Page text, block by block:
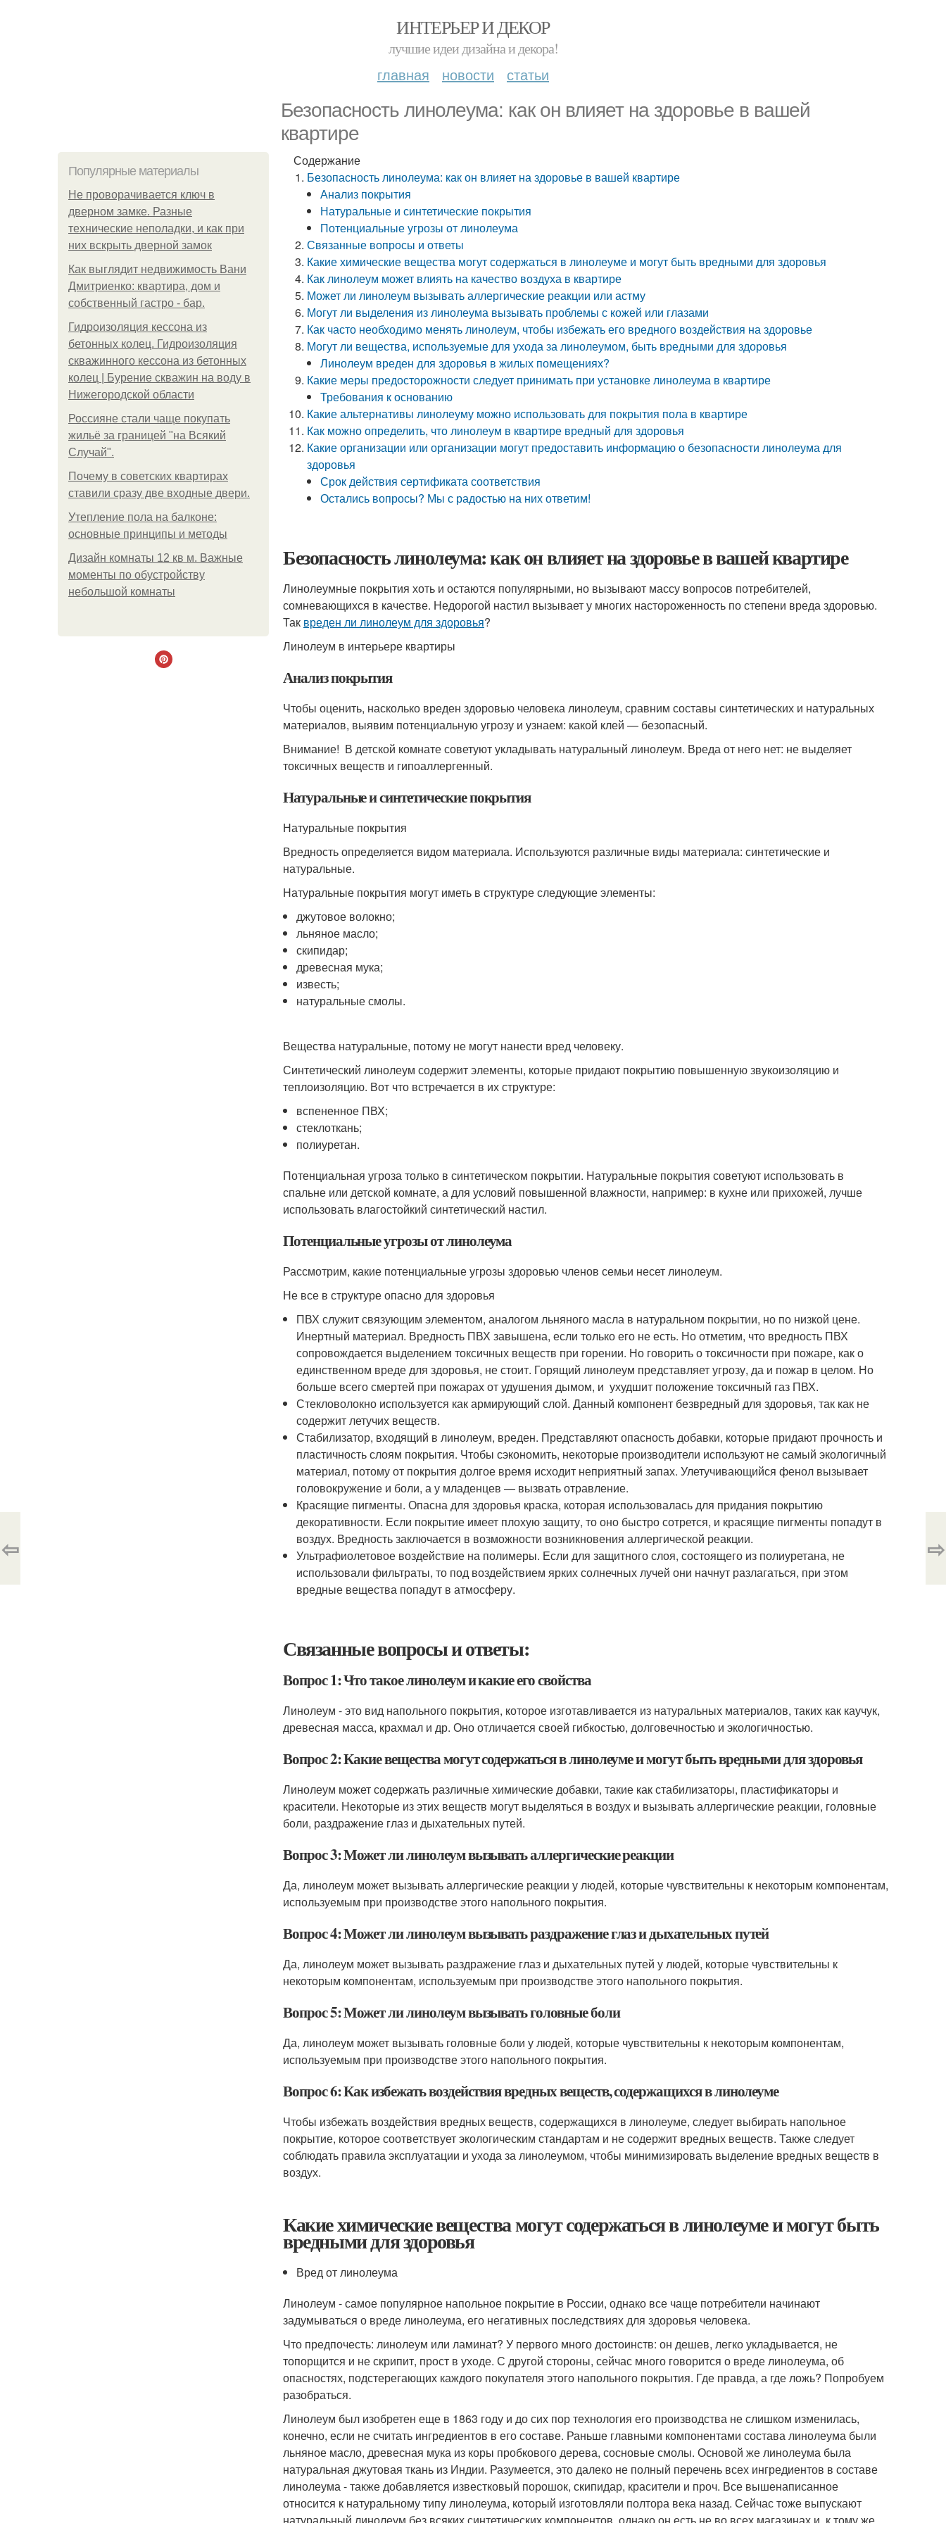
ИНТЕРЬЕР И ДЕКОР
лучшие идеи дизайна и декора!
главная новости статьи
Безопасность линолеума: как он влияет на здоровье в вашей
квартире
Популярные материалы
Не проворачивается ключ в
дверном замке. Разные
технические неполадки, и как при
них вскрыть дверной замок
Как выглядит недвижимость Вани
Дмитриенко: квартира, дом и
собственный гастро - бар.
Гидроизоляция кессона из
бетонных колец. Гидроизоляция
скважинного кессона из бетонных
колец | Бурение скважин на воду в
Нижегородской области
Россияне стали чаще покупать
жильё за границей "на Всякий
Случай".
Почему в советских квартирах
ставили сразу две входные двери.
Утепление пола на балконе:
основные принципы и методы
Дизайн комнаты 12 кв м. Важные
моменты по обустройству
небольшой комнаты
Содержание
Безопасность линолеума: как он влияет на здоровье в вашей квартире
Анализ покрытия
Натуральные и синтетические покрытия
Потенциальные угрозы от линолеума
Связанные вопросы и ответы
Какие химические вещества могут содержаться в линолеуме и могут быть вредными для здоровья
Как линолеум может влиять на качество воздуха в квартире
Может ли линолеум вызывать аллергические реакции или астму
Могут ли выделения из линолеума вызывать проблемы с кожей или глазами
Как часто необходимо менять линолеум, чтобы избежать его вредного воздействия на здоровье
Могут ли вещества, используемые для ухода за линолеумом, быть вредными для здоровья
Линолеум вреден для здоровья в жилых помещениях?
Какие меры предосторожности следует принимать при установке линолеума в квартире
Требования к основанию
Какие альтернативы линолеуму можно использовать для покрытия пола в квартире
Как можно определить, что линолеум в квартире вредный для здоровья
Какие организации или организации могут предоставить информацию о безопасности линолеума для
здоровья
Срок действия сертификата соответствия
Остались вопросы? Мы с радостью на них ответим!
Безопасность линолеума: как он влияет на здоровье в вашей квартире
Линолеумные покрытия хоть и остаются популярными, но вызывают массу вопросов потребителей,
сомневающихся в качестве. Недорогой настил вызывает у многих настороженность по степени вреда здоровью.
Так вреден ли линолеум для здоровья?
Линолеум в интерьере квартиры
Анализ покрытия
Чтобы оценить, насколько вреден здоровью человека линолеум, сравним составы синтетических и натуральных
материалов, выявим потенциальную угрозу и узнаем: какой клей — безопасный.
Внимание! В детской комнате советуют укладывать натуральный линолеум. Вреда от него нет: не выделяет
токсичных веществ и гипоаллергенный.
Натуральные и синтетические покрытия
Натуральные покрытия
Вредность определяется видом материала. Используются различные виды материала: синтетические и
натуральные.
Натуральные покрытия могут иметь в структуре следующие элементы:
джутовое волокно;
льняное масло;
скипидар;
древесная мука;
известь;
натуральные смолы.
Вещества натуральные, потому не могут нанести вред человеку.
Синтетический линолеум содержит элементы, которые придают покрытию повышенную звукоизоляцию и
теплоизоляцию. Вот что встречается в их структуре:
вспененное ПВХ;
стеклоткань;
полиуретан.
Потенциальная угроза только в синтетическом покрытии. Натуральные покрытия советуют использовать в
спальне или детской комнате, а для условий повышенной влажности, например: в кухне или прихожей, лучше
использовать влагостойкий синтетический настил.
Потенциальные угрозы от линолеума
Рассмотрим, какие потенциальные угрозы здоровью членов семьи несет линолеум.
Не все в структуре опасно для здоровья
ПВХ служит связующим элементом, аналогом льняного масла в натуральном покрытии, но по низкой цене.
Инертный материал. Вредность ПВХ завышена, если только его не есть. Но отметим, что вредность ПВХ
сопровождается выделением токсичных веществ при горении. Но говорить о токсичности при пожаре, как о
единственном вреде для здоровья, не стоит. Горящий линолеум представляет угрозу, да и пожар в целом. Но
больше всего смертей при пожарах от удушения дымом, и ухудшит положение токсичный газ ПВХ.
Стекловолокно используется как армирующий слой. Данный компонент безвредный для здоровья, так как не
содержит летучих веществ.
Стабилизатор, входящий в линолеум, вреден. Представляют опасность добавки, которые придают прочность и
пластичность слоям покрытия. Чтобы сэкономить, некоторые производители используют не самый экологичный
материал, потому от покрытия долгое время исходит неприятный запах. Улетучивающийся фенол вызывает
головокружение и боли, а у младенцев — вызвать отравление.
Красящие пигменты. Опасна для здоровья краска, которая использовалась для придания покрытию
декоративности. Если покрытие имеет плохую защиту, то оно быстро сотрется, и красящие пигменты попадут в
воздух. Вредность заключается в возможности возникновения аллергической реакции.
Ультрафиолетовое воздействие на полимеры. Если для защитного слоя, состоящего из полиуретана, не
использовали фильтраты, то под воздействием ярких солнечных лучей они начнут разлагаться, при этом
вредные вещества попадут в атмосферу.
Связанные вопросы и ответы:
Вопрос 1: Что такое линолеум и какие его свойства
Линолеум - это вид напольного покрытия, которое изготавливается из натуральных материалов, таких как каучук,
древесная масса, крахмал и др. Оно отличается своей гибкостью, долговечностью и экологичностью.
Вопрос 2: Какие вещества могут содержаться в линолеуме и могут быть вредными для здоровья
Линолеум может содержать различные химические добавки, такие как стабилизаторы, пластификаторы и
красители. Некоторые из этих веществ могут выделяться в воздух и вызывать аллергические реакции, головные
боли, раздражение глаз и дыхательных путей.
Вопрос 3: Может ли линолеум вызывать аллергические реакции
Да, линолеум может вызывать аллергические реакции у людей, которые чувствительны к некоторым компонентам,
используемым при производстве этого напольного покрытия.
Вопрос 4: Может ли линолеум вызывать раздражение глаз и дыхательных путей
Да, линолеум может вызывать раздражение глаз и дыхательных путей у людей, которые чувствительны к
некоторым компонентам, используемым при производстве этого напольного покрытия.
Вопрос 5: Может ли линолеум вызывать головные боли
Да, линолеум может вызывать головные боли у людей, которые чувствительны к некоторым компонентам,
используемым при производстве этого напольного покрытия.
Вопрос 6: Как избежать воздействия вредных веществ, содержащихся в линолеуме
Чтобы избежать воздействия вредных веществ, содержащихся в линолеуме, следует выбирать напольное
покрытие, которое соответствует экологическим стандартам и не содержит вредных веществ. Также следует
соблюдать правила эксплуатации и ухода за линолеумом, чтобы минимизировать выделение вредных веществ в
воздух.
Какие химические вещества могут содержаться в линолеуме и могут быть
вредными для здоровья
Вред от линолеума
Линолеум - самое популярное напольное покрытие в России, однако все чаще потребители начинают
задумываться о вреде линолеума, его негативных последствиях для здоровья человека.
Что предпочесть: линолеум или ламинат? У первого много достоинств: он дешев, легко укладывается, не
топорщится и не скрипит, прост в уходе. С другой стороны, сейчас много говорится о вреде линолеума, об
опасностях, подстерегающих каждого покупателя этого напольного покрытия. Где правда, а где ложь? Попробуем
разобраться.
Линолеум был изобретен еще в 1863 году и до сих пор технология его производства не слишком изменилась,
конечно, если не считать ингредиентов в его составе. Раньше главными компонентами состава линолеума были
льняное масло, древесная мука из коры пробкового дерева, сосновые смолы. Основой же линолеума была
натуральная джутовая ткань из Индии. Разумеется, это далеко не полный перечень всех ингредиентов в составе
линолеума - также добавляется известковый порошок, скипидар, красители и проч. Все вышенаписанное
относится к натуральному типу линолеума, который изготовляли полтора века назад. Сейчас тоже выпускают
⇦ ⇨